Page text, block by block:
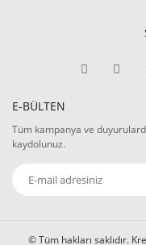
E-BÜLTEN
Tüm kampanya ve
kaydolunuz.
© Tüm hakları saklıdır.